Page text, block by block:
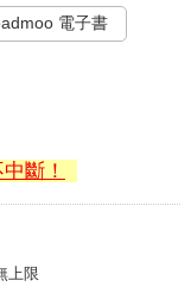
電子書
斷！
上限